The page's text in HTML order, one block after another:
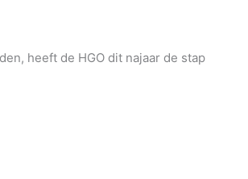
heeft de HGO dit najaar de stap